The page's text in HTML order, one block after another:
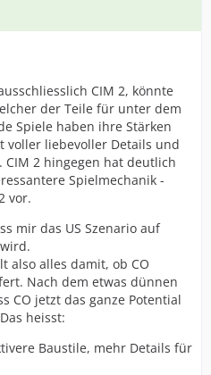
CIM 2, könnte
der Teile für unter dem
Spiele haben ihre Stärken
voller liebevoller Details und
2 hingegen hat deutlich
Spielmechanik -
vor.
mir das US Szenario auf
also alles damit, ob CO
Nach dem etwas dünnen
CO jetzt das ganze Potential
heisst:
Baustile, mehr Details für